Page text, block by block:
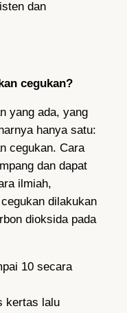
dan
cegukan?
yang ada, yang
hanya satu:
cegukan. Cara
dan dapat
ilmiah,
dilakukan
dioksida pada
10 secara
kertas lalu